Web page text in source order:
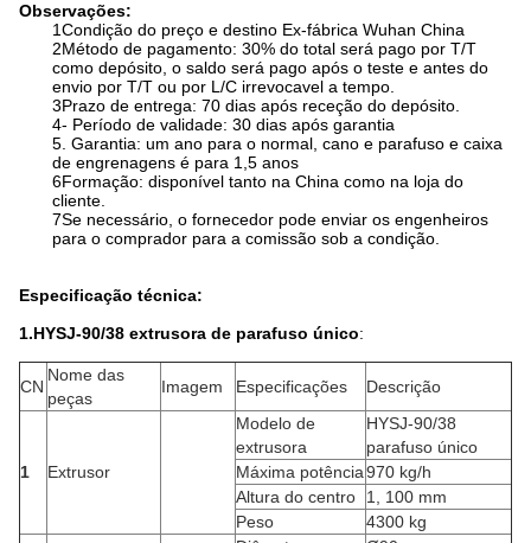
Observações:
1Condição do preço e destino Ex-fábrica Wuhan China
2Método de pagamento: 30% do total será pago por T/T
como depósito, o saldo será pago após o teste e antes do
envio por T/T ou por L/C irrevocavel a tempo.
3Prazo de entrega: 70 dias após receção do depósito.
4- Período de validade: 30 dias após garantia
5. Garantia: um ano para o normal, cano e parafuso e caixa
de engrenagens é para 1,5 anos
6Formação: disponível tanto na China como na loja do
cliente.
7Se necessário, o fornecedor pode enviar os engenheiros
para o comprador para a comissão sob a condição.
Especificação técnica:
1.HYSJ-90/38 extrusora de parafuso único:
CN
Nome das
peças
Imagem Especificações Descrição
1 Extrusor
Modelo de
extrusora
HYSJ-90/38
parafuso único
Máxima potência970 kg/h
Altura do centro
1, 100 mm
Peso
4300 kg